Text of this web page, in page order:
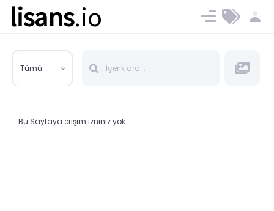
lisans.io Ücret ve Planlar
Tümü
Bu Sayfaya erişim izniniz yok